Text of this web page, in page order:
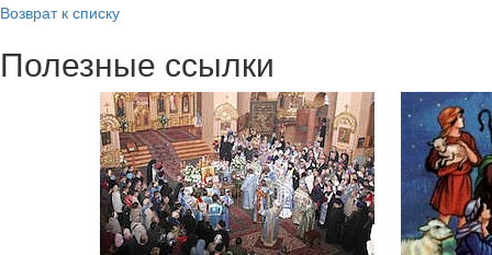
Возврат к списку
Полезные ссылки